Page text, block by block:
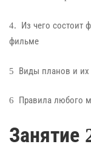
4. Из чего состоит
фильме
5 Виды планов и их
6 Правила любого
Занятие